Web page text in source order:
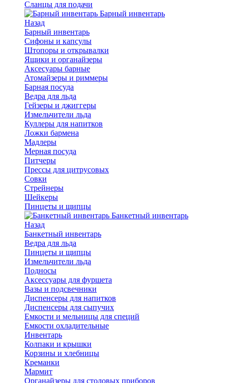
Сланцы для подачи
Барный инвентарь
Назад
Барный инвентарь
Сифоны и капсулы
Штопоры и открывалки
Ящики и органайзеры
Аксесуары барные
Атомайзеры и риммеры
Барная посуда
Ведра для льда
Гейзеры и джиггеры
Измельчители льда
Куллеры для напитков
Ложки бармена
Мадлеры
Мерная посуда
Питчеры
Прессы для цитрусовых
Совки
Стрейнеры
Шейкеры
Пинцеты и щипцы
Банкетный инвентарь
Назад
Банкетный инвентарь
Ведра для льда
Пинцеты и щипцы
Измельчители льда
Подносы
Аксессуары для фуршета
Вазы и подсвечники
Диспенсеры для напитков
Диспенсеры для сыпучих
Емкости и мельницы для специй
Емкости охладительные
Инвентарь
Колпаки и крышки
Корзины и хлебницы
Креманки
Мармит
Органайзеры для столовых приборов